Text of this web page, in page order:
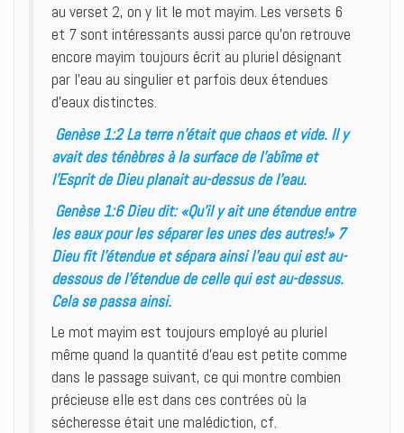
au verset 2, on y lit le mot mayim. Les versets 6
et 7 sont intéressants aussi parce qu’on retrouve
encore mayim toujours écrit au pluriel désignant
par l’eau au singulier et parfois deux étendues
d’eaux distinctes.
Genèse 1:2 La terre n’était que chaos et vide. Il y
avait des ténèbres à la surface de l’abîme et
l’Esprit de Dieu planait au-dessus de l’eau.
Genèse 1:6 Dieu dit: «Qu’il y ait une étendue entre
les eaux pour les séparer les unes des autres!» 7
Dieu fit l’étendue et sépara ainsi l’eau qui est au-
dessous de l’étendue de celle qui est au-dessus.
Cela se passa ainsi.
Le mot mayim est toujours employé au pluriel
même quand la quantité d’eau est petite comme
dans le passage suivant, ce qui montre combien
précieuse elle est dans ces contrées où la
sécheresse était une malédiction, cf.